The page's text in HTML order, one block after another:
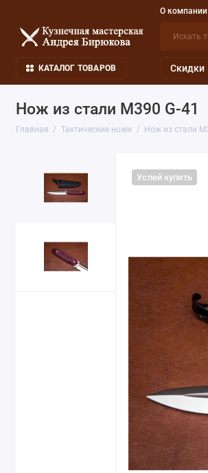
О компании
КАТАЛОГ ТОВАРОВ Скидки
Нож из стали M390 G-41
Главная Тактические ножи Нож из стали
Успей купить